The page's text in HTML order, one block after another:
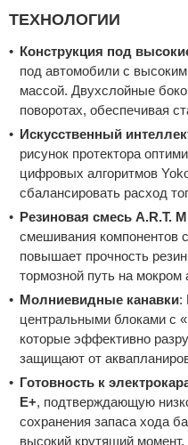
ТЕХНОЛОГИИ
Конструкция под
под автомобили с
массой. Двухслойные
поворотах, обеспечивая
Искусственный
рисунок протектора
цифровых алгоритмов
сбалансировать расход
Резиновая смесь A.R.T.
смешивания компонентов
повышает прочность
тормозной путь на мокром
Молниевидные канавки:
центральными блоками с
которые эффективно
защищают от
Готовность к
E+, подтверждающую
сохранения запаса хода
высокий крутящий момент.